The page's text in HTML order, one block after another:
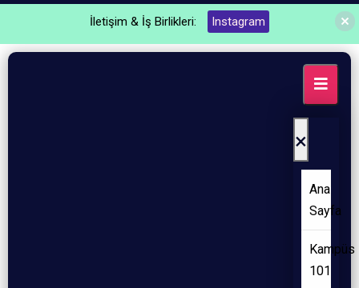
×
Ana
Sayfa
Kampüs
101
İletişim & İş Birlikleri: Instagram